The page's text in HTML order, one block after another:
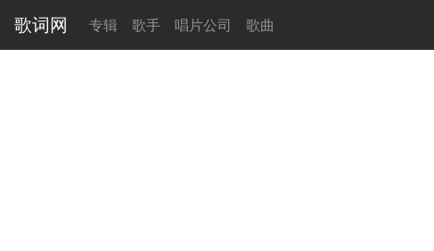
歌词网 专辑 歌手 唱片公司 歌曲